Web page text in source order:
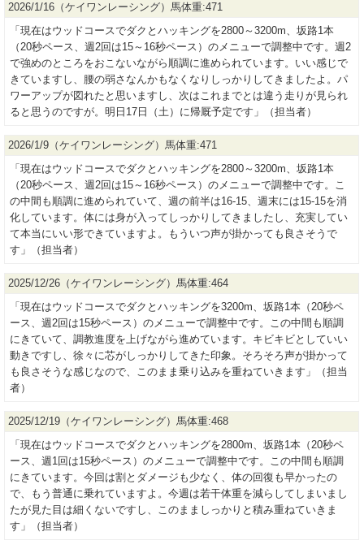
2026/1/16（ケイワンレーシング）馬体重:471
「現在はウッドコースでダクとハッキングを2800～3200m、坂路1本
（20秒ペース、週2回は15～16秒ペース）のメニューで調整中です。週2
で強めのところをおこないながら順調に進められています。いい感じで
きていますし、腰の弱さなんかもなくなりしっかりしてきましたよ。パ
ワーアップが図れたと思いますし、次はこれまでとは違う走りが見られ
ると思うのですが。明日17日（土）に帰厩予定です」（担当者）
2026/1/9（ケイワンレーシング）馬体重:471
「現在はウッドコースでダクとハッキングを2800～3200m、坂路1本
（20秒ペース、週2回は15～16秒ペース）のメニューで調整中です。こ
の中間も順調に進められていて、週の前半は16-15、週末には15-15を消
化しています。体には身が入ってしっかりしてきましたし、充実してい
て本当にいい形できていますよ。もういつ声が掛かっても良さそうで
す」（担当者）
2025/12/26（ケイワンレーシング）馬体重:464
「現在はウッドコースでダクとハッキングを3200m、坂路1本（20秒ペ
ース、週2回は15秒ペース）のメニューで調整中です。この中間も順調
にきていて、調教進度を上げながら進めています。キビキビとしていい
動きですし、徐々に芯がしっかりしてきた印象。そろそろ声が掛かって
も良さそうな感じなので、このまま乗り込みを重ねていきます」（担当
者）
2025/12/19（ケイワンレーシング）馬体重:468
「現在はウッドコースでダクとハッキングを2800m、坂路1本（20秒ペ
ース、週1回は15秒ペース）のメニューで調整中です。この中間も順調
にきています。今回は割とダメージも少なく、体の回復も早かったの
で、もう普通に乗れていますよ。今週は若干体重を減らしてしまいまし
たが見た目は細くないですし、このまましっかりと積み重ねていきま
す」（担当者）